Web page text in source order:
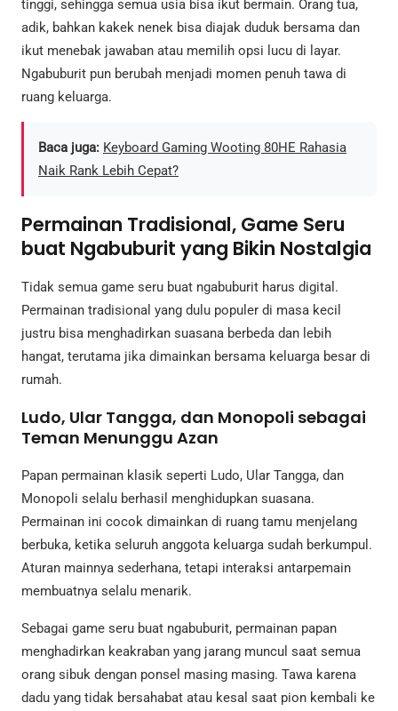
tinggi, sehingga semua usia bisa ikut bermain. Orang tua,
adik, bahkan kakek nenek bisa diajak duduk bersama dan
ikut menebak jawaban atau memilih opsi lucu di layar.
Ngabuburit pun berubah menjadi momen penuh tawa di
ruang keluarga.
Baca juga: Keyboard Gaming Wooting 80HE Rahasia
Naik Rank Lebih Cepat?
Permainan Tradisional, Game Seru
buat Ngabuburit yang Bikin Nostalgia
Tidak semua game seru buat ngabuburit harus digital.
Permainan tradisional yang dulu populer di masa kecil
justru bisa menghadirkan suasana berbeda dan lebih
hangat, terutama jika dimainkan bersama keluarga besar di
rumah.
Ludo, Ular Tangga, dan Monopoli sebagai
Teman Menunggu Azan
Papan permainan klasik seperti Ludo, Ular Tangga, dan
Monopoli selalu berhasil menghidupkan suasana.
Permainan ini cocok dimainkan di ruang tamu menjelang
berbuka, ketika seluruh anggota keluarga sudah berkumpul.
Aturan mainnya sederhana, tetapi interaksi antarpemain
membuatnya selalu menarik.
Sebagai game seru buat ngabuburit, permainan papan
menghadirkan keakraban yang jarang muncul saat semua
orang sibuk dengan ponsel masing masing. Tawa karena
dadu yang tidak bersahabat atau kesal saat pion kembali ke